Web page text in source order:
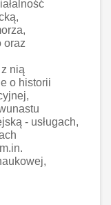
oraz
nią
o historii
- usługach,